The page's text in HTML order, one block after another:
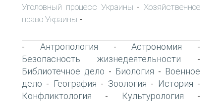
Уголовный процесс Украины - Хозяйственное
право Украины -
- Антропология -Астрономия -
Безопасность жизнедеятельности -
Библиотечное дело - Биология - Военное
дело - География - Зоология - История -
Конфликтология - Культурология -